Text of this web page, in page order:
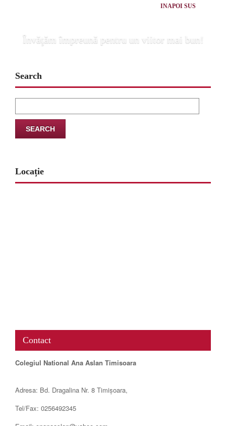
INAPOI SUS
Învăţăm împreună pentru un viitor mai bun!
Search
for:
Locație
Contact
Colegiul National Ana Aslan Timisoara
Adresa: Bd. Dragalina Nr. 8 Timișoara,
Tel/Fax: 0256492345